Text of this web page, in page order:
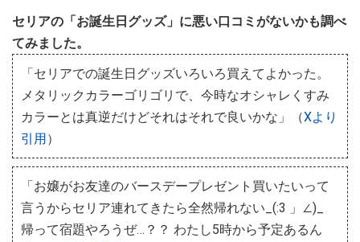
セリアの「お誕生日グッズ」に悪い口コミがないかも調べ
てみました。
「セリアでの誕生日グッズいろいろ買えてよかった。
メタリックカラーゴリゴリで、今時なオシャレくすみ
カラーとは真逆だけどそれはそれで良いかな」（Xより
引用）
「お嬢がお友達のバースデープレゼント買いたいって
言うからセリア連れてきたら全然帰れない_(:3 」∠)_
帰って宿題やろうぜ…？？ わたし5時から予定あるん